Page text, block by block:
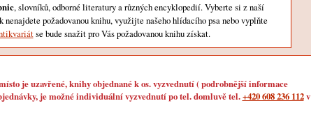
, slovníků, odborné literatury a různých encyklopedií. Vyberte si z naší
nenajdete požadovanou knihu, využijte našeho hlídacího psa nebo vyplňte
se bude snažit pro Vás požadovanou knihu získat.
je uzavřené, knihy objednané k os. vyzvednutí ( podrobnější informace
je možné individuální vyzvednutí po tel. domluvě tel.+420 608 236 112v